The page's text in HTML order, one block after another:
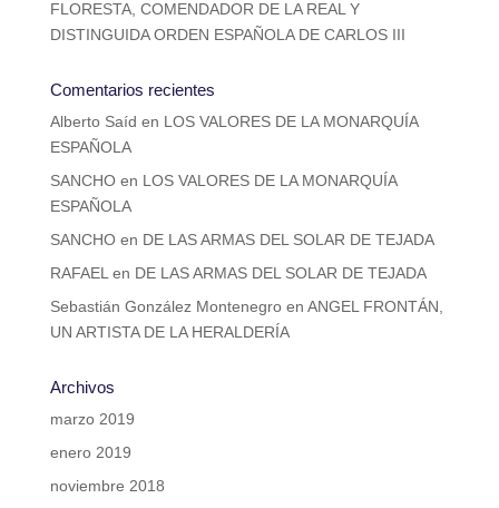
FLORESTA, COMENDADOR DE LA REAL Y
DISTINGUIDA ORDEN ESPAÑOLA DE CARLOS III
Comentarios recientes
Alberto Saíd en LOS VALORES DE LA MONARQUÍA
ESPAÑOLA
SANCHOen LOS VALORES DE LA MONARQUÍA
ESPAÑOLA
SANCHOen DE LAS ARMAS DEL SOLAR DE TEJADA
RAFAEL en DE LAS ARMAS DEL SOLAR DE TEJADA
Sebastián González Montenegroen ANGEL FRONTÁN,
UN ARTISTA DE LA HERALDERÍA
Archivos
marzo 2019
enero 2019
noviembre 2018